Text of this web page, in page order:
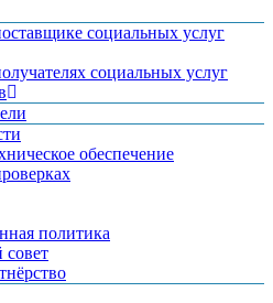
социальных услуг
социальных услуг
обеспечение
политика
совет